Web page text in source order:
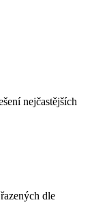
nejčastějších
dle